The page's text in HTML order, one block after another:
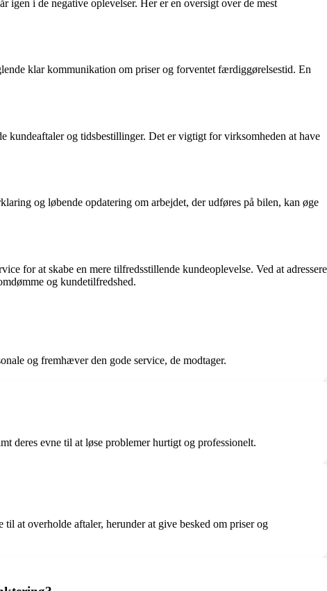
i de negative oplevelser. Her er en oversigt over de mest
klar kommunikation om priser og forventet færdiggørelsestid. En
kundeaftaler og tidsbestillinger. Det er vigtigt for virksomheden at have
og løbende opdatering om arbejdet, der udføres på bilen, kan øge
for at skabe en mere tilfredsstillende kundeoplevelse. Ved at adressere
og kundetilfredshed.
og fremhæver den gode service, de modtager.
deres evne til at løse problemer hurtigt og professionelt.
at overholde aftaler, herunder at give besked om priser og